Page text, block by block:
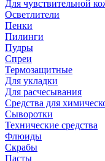
Для чувствительной
Осветлители
Пенки
Пилинги
Пудры
Спреи
Термозащитные
Для укладки
Для расчесывания
Средства для
Сыворотки
Технические средства
Флюиды
Скрабы
Пасты